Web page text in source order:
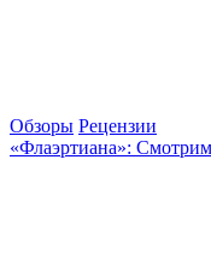
Обзоры Рецензии
«Флаэртиана»: